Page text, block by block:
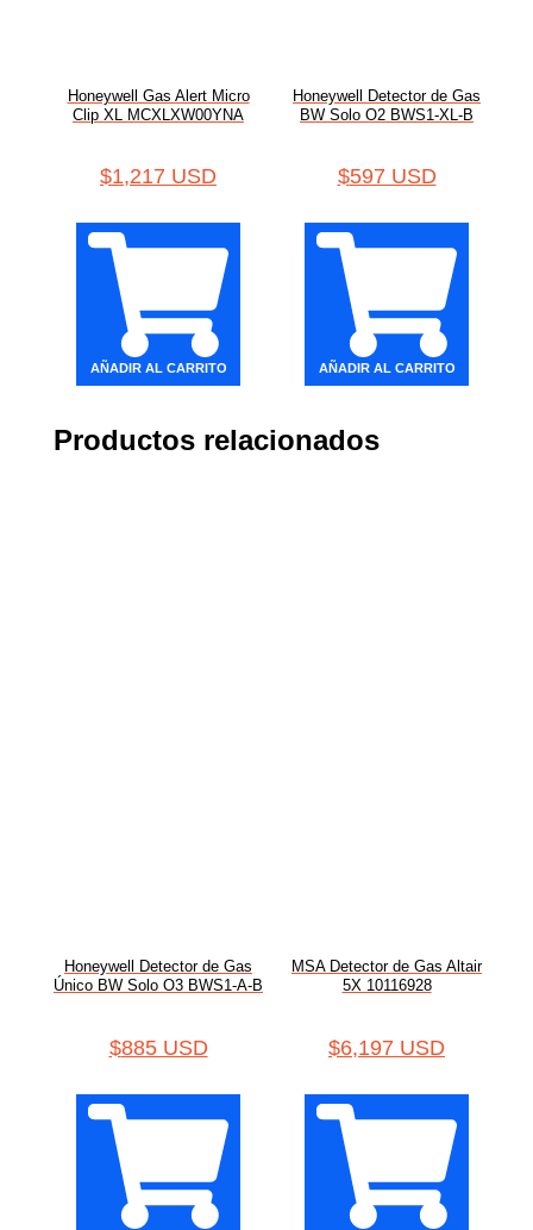
Honeywell Gas Alert Micro
Clip XL MCXLXW00YNA
$1,217 USD
AÑADIR AL CARRITO
Honeywell Detector de Gas
BW Solo O2 BWS1-XL-B
$597 USD
AÑADIR AL CARRITO
Productos relacionados
Honeywell Detector de Gas
Único BW Solo O3 BWS1-A-B
$885 USD
MSA Detector de Gas Altair
5X 10116928
$6,197 USD